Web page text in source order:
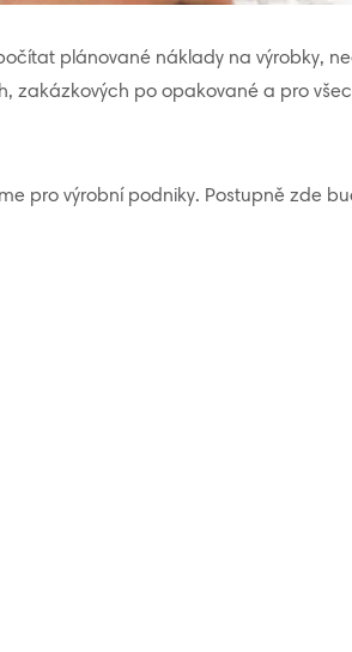
plánované náklady na výrobky,
zakázkových po opakované a pro
pro výrobní podniky. Postupně zde